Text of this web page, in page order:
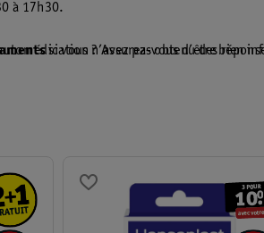
? Assurez-vous d’être bien
parapharmaciens diplômés au numéro
à 17h30.
si vous n’avez pas obtenu des